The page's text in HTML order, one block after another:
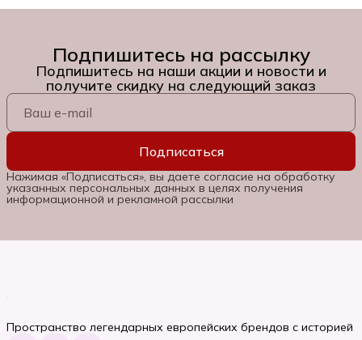
Подпишитесь на рассылку
Подпишитесь на наши акции и новости и
получите скидку на следующий заказ
Подписаться
Нажимая «Подписаться», вы даете согласие на обработку
указанных персональных данных в целях получения
информационной и рекламной рассылки
Пространство легендарных европейских брендов с историей